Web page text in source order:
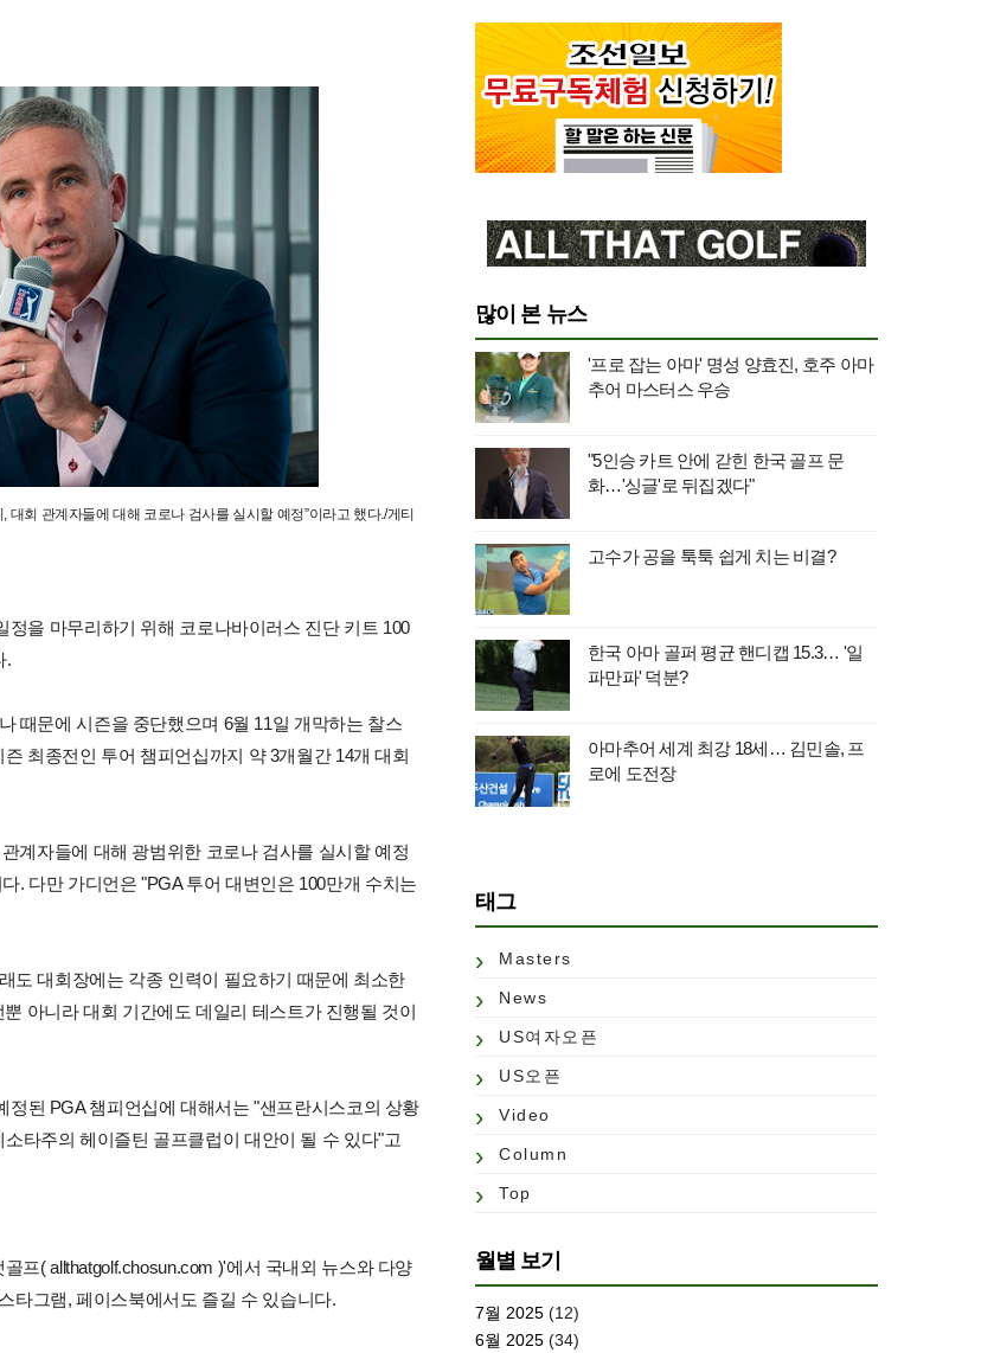
회 관계자들에 대해 코로나 검사를 실시할 예정”이라고 했다./게티
을 마무리하기 위해 코로나바이러스 진단 키트 100
.
때문에 시즌을 중단했으며 6월 11일 개막하는 찰스
최종전인 투어 챔피언십까지 약 3개월간 14개 대회
계자들에 대해 광범위한 코로나 검사를 실시할 예정
. 다만 가디언은 "PGA 투어 대변인은 100만개 수치는
도 대회장에는 각종 인력이 필요하기 때문에 최소한
아니라 대회 기간에도 데일리 테스트가 진행될 것이
된 PGA 챔피언십에 대해서는 "샌프란시스코의 상황
타주의 헤이즐틴 골프클럽이 대안이 될 수 있다"고
프( allthatgolf.chosun.com )'에서 국내외 뉴스와 다양
타그램, 페이스북에서도 즐길 수 있습니다.
많이 본 뉴스
'프로 잡는 아마' 명성 양효진, 호주 아마
추어 마스터스 우승
"5인승 카트 안에 갇힌 한국 골프 문
화…'싱글'로 뒤집겠다"
고수가 공을 툭툭 쉽게 치는 비결?
한국 아마 골퍼 평균 핸디캡 15.3… '일
파만파' 덕분?
아마추어 세계 최강 18세… 김민솔, 프
로에 도전장
태그
Masters
News
US여자오픈
US오픈
Video
Column
Top
월별 보기
7월 2025 (12)
6월 2025 (34)